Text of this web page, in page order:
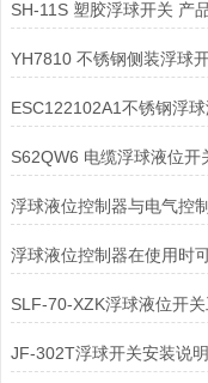
SH-11S 塑胶浮球开关 产
YH7810 不锈钢侧装浮球
S62QW6 电缆浮球液位开
浮球液位控制器与电气控
SLF-70-XZK浮球液位开
JF-302T浮球开关安装说明